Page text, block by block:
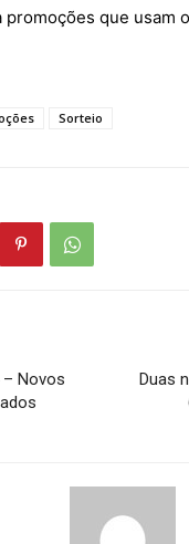
promoções que usam
Sorteio
– Novos
Duas